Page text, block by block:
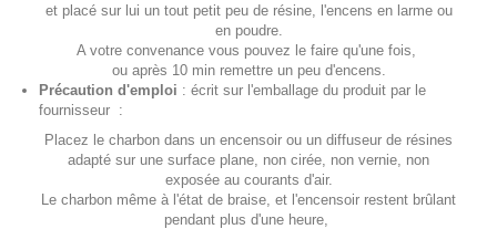
et placé sur lui un tout petit peu de résine, l'encens en larme ou
en poudre.
A votre convenance vous pouvez le faire qu'une fois,
ou après 10 min remettre un peu d'encens.
Précaution d'emploi : écrit sur l'emballage du produit par le
fournisseur :
Placez le charbon dans un encensoir ou un diffuseur de résines
adapté sur une surface plane, non cirée, non vernie, non
exposée au courants d'air.
Le charbon même à l'état de braise, et l'encensoir restent brûlant
pendant plus d'une heure,